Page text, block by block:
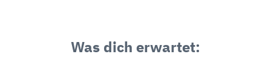
Was dich erwartet: